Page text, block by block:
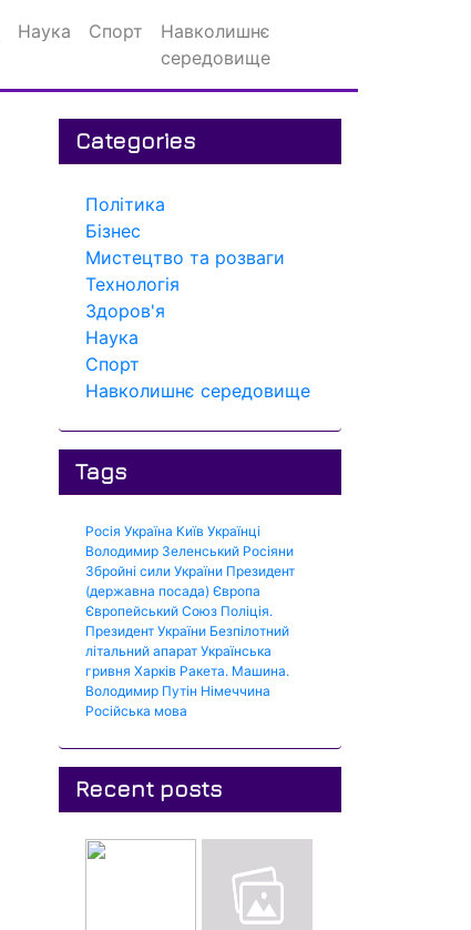
Наука Спорт
Навколишнє
середовище
Categories
Політика
Бізнес
Мистецтво та розваги
Технологія
Здоров'я
Наука
Спорт
Навколишнє середовище
Tags
Росія Україна Київ Українці
Володимир Зеленський Росіяни
Збройні сили України Президент
(державна посада) Європа
Європейський Союз Поліція.
Президент України Безпілотний
літальний апарат Українська
гривня Харків Ракета. Машина.
Володимир Путін Німеччина
Російська мова
Recent posts